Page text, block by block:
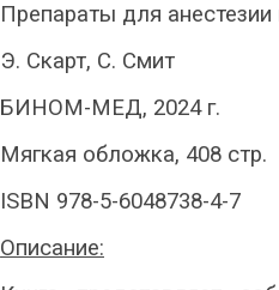
Препараты для
Э. Скарт, С. Смит
БИНОМ-МЕД, 2024 г.
Мягкая обложка, 408 стр.
ISBN 978-5-6048738-4-7
Описание: